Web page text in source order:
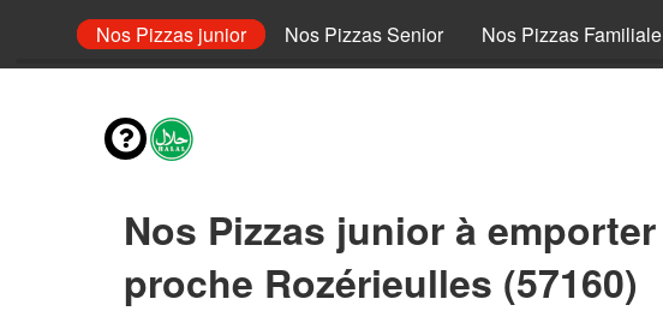
Nos Pizzas junior Nos Pizzas Senior Nos Pizzas Familiale
Nos Pizzas junior à emporter
proche Rozérieulles (57160)